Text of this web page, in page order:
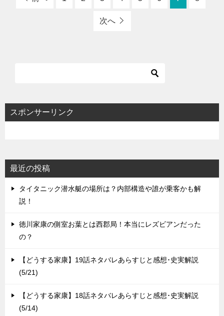
次へ
スポンサーリンク
最近の投稿
タイタニック潜水艇の場所は？内部構造や誰が乗客かも解
説！
徳川家康の側室お葉とは西郡局！本当にレズビアンだった
の？
【どうする家康】19話ネタバレあらすじと感想･史実解説
(5/21)
【どうする家康】18話ネタバレあらすじと感想･史実解説
(5/14)